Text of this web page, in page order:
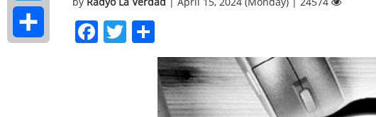
Facebook
Twitter
Twitter